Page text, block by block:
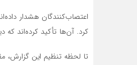
اعتصاب‌کنندگان هشدار
کرد. آن‌ها تأکید کرده‌اند که
تا لحظه تنظیم این گزارش،